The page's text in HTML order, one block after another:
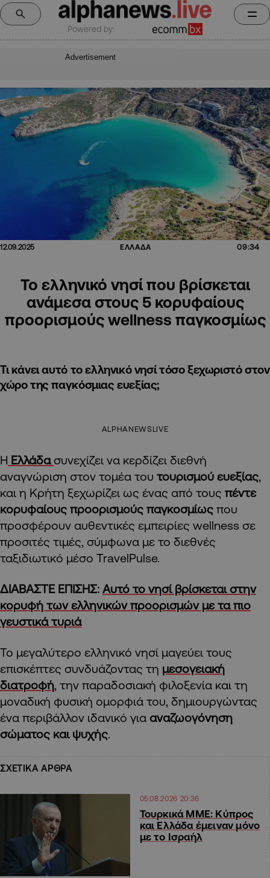
Powered by:
Advertisement
12.09.2025 ΕΛΛΑΔΑ 09:34
Το ελληνικό νησί που βρίσκεται
ανάμεσα στους 5 κορυφαίους
προορισμούς wellness παγκοσμίως
Τι κάνει αυτό το ελληνικό νησί τόσο ξεχωριστό στον
χώρο της παγκόσμιας ευεξίας;
ALPHANEWSLIVE
Η Ελλάδα συνεχίζει να κερδίζει διεθνή
αναγνώριση στον τομέα του τουρισμού ευεξίας,
και η Κρήτη ξεχωρίζει ως ένας από τους πέντε
κορυφαίους προορισμούς παγκοσμίως που
προσφέρουν αυθεντικές εμπειρίες wellness σε
προσιτές τιμές, σύμφωνα με το διεθνές
ταξιδιωτικό μέσο TravelPulse.
ΔΙΑΒΑΣΤΕ ΕΠΙΣΗΣ: Αυτό το νησί βρίσκεται στην
κορυφή των ελληνικών προορισμών με τα πιο
γευστικά τυριά
Το μεγαλύτερο ελληνικό νησί μαγεύει τους
επισκέπτες συνδυάζοντας τη μεσογειακή
διατροφή, την παραδοσιακή φιλοξενία και τη
μοναδική φυσική ομορφιά του, δημιουργώντας
ένα περιβάλλον ιδανικό για αναζωογόνηση
σώματος και ψυχής.
ΣΧΕΤΙΚΑ ΑΡΘΡΑ
05.08.2026 20:36
Τουρκικά ΜΜΕ: Κύπρος
και Ελλάδα έμειναν μόνο
με το Ισραήλ